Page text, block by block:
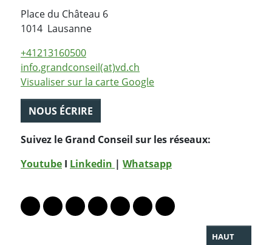
Place du Château 6
1014 LausanneSuisse
+41213160500
info.grandconseil(at)vd.ch
Visualiser sur la carte Google
NOUS ÉCRIRE
Suivez le Grand Conseil sur les réseaux:
Youtube I Linkedin | Whatsapp
Lien vers le profil Mastodon
Lien vers le profil Bluesky
Lien vers le profil Instagram
Lien vers le profil Linkedin
Lien vers le profil Facebook
Lien vers le profil Twitter
Partager par WhatsApp
HAUT